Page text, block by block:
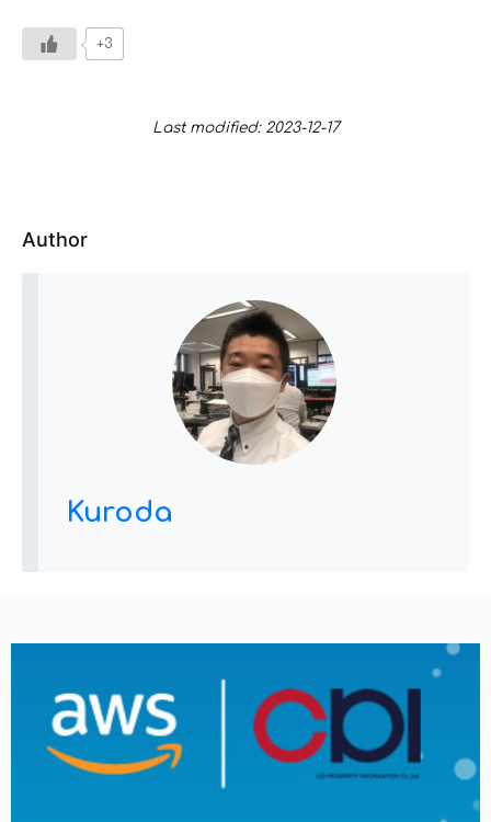
+3
Last modified: 2023-12-17
Author
Kuroda